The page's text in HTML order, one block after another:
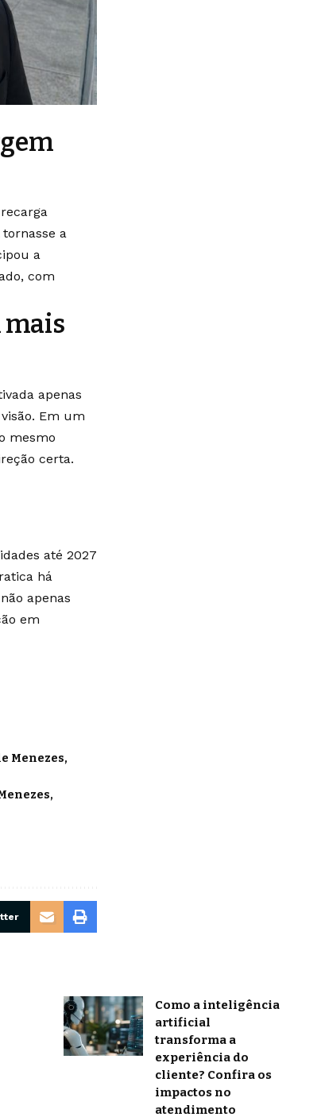
a
a
com
mais
apenas
Em um
mesmo
certa.
até 2027
há
apenas
em
Menezes
Como a inteligência
artificial
transforma a
experiência do
cliente? Confira os
impactos no
atendimento